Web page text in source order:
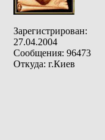
Зарегистрирован:
27.04.2004
Сообщения: 96473
Откуда: г.Киев